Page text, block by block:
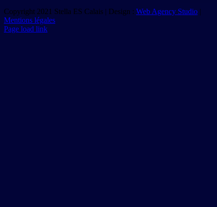
Copyright 2021 Stella ES Calais | Design : Web Agency Studio |
Mentions légales
Page load link